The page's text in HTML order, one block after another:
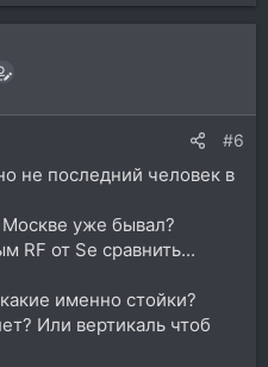
#6
не последний человек в
Москве уже бывал?
RF от Se сравнить...
именно стойки?
Или вертикаль чтоб